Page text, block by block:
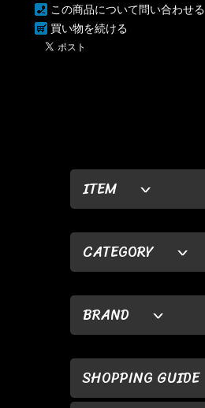
ITEM
CATEGORY
BRAND
SHOPPING GUIDE
この商品について問い合わせる
買い物を続ける